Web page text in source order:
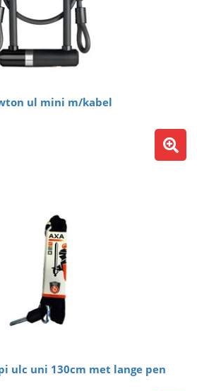
ul mini m/kabel
ulc uni 130cm met lange pen